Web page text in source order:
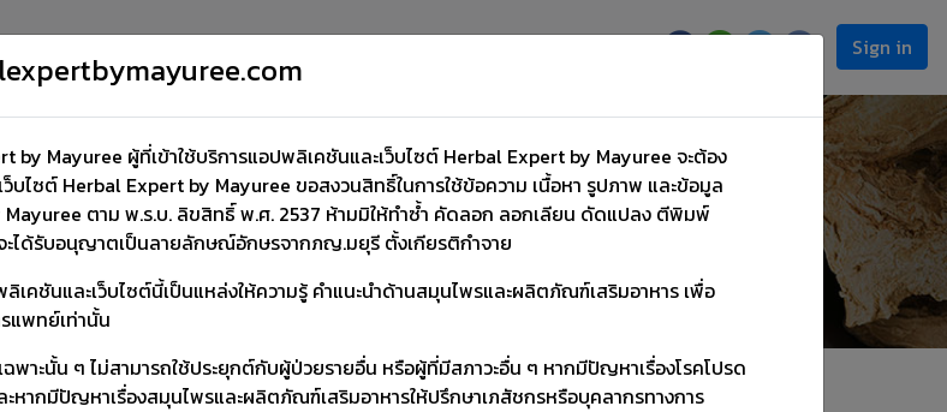
Sign in
by Mayuree ผู้ที่เข้าใช้บริการแอปพลิเคชันและเว็บไซต์ Herbal Expert by Mayuree จะต้อง
ไซต์ Herbal Expert by Mayuree ขอสงวนสิทธิ์ในการใช้ข้อความ เนื้อหา รูปภาพ และข้อมูล
Mayuree ตาม พ.ร.บ. ลิขสิทธิ์ พ.ศ. 2537 ห้ามมิให้ทำซ้ำ คัดลอก ลอกเลียน ดัดแปลง ตีพิมพ์
ได้รับอนุญาตเป็นลายลักษณ์อักษรจากภญ.มยุรี ตั้งเกียรติกำจาย
คชันและเว็บไซต์นี้เป็นแหล่งให้ความรู้ คำแนะนำด้านสมุนไพรและผลิตภัณฑ์เสริมอาหาร เพื่อ
แพทย์เท่านั้น
พาะนั้น ๆ ไม่สามารถใช้ประยุกต์กับผู้ป่วยรายอื่น หรือผู้ที่มีสภาวะอื่น ๆ หากมีปัญหาเรื่องโรคโปรด
ากมีปัญหาเรื่องสมุนไพรและผลิตภัณฑ์เสริมอาหารให้ปรึกษาเภสัชกรหรือบุคลากรทางการ